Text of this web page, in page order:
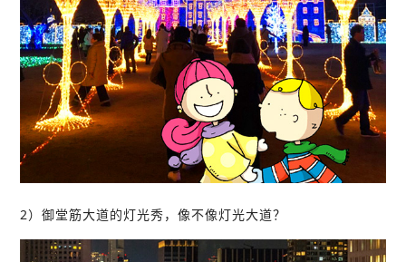
2）御堂筋大道的灯光秀，像不像灯光大道？